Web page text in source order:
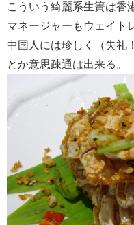
こういう綺麗系生簀は香
マネージャーもウェイト
中国人には珍しく（失礼
とか意思疎通は出来る。